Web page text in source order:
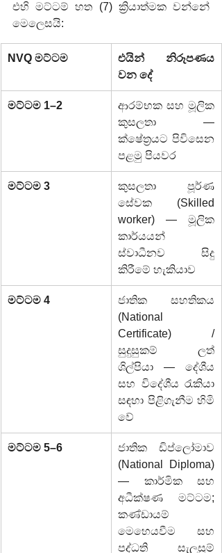
එහි මට්ටම් හත (7) ක්‍රියාත්මක වන්නේ
මෙලෙසයි:
NVQ මට්ටම
එයින් නිරූපණය
වන දේ
මට්ටම 1–2
ආරම්භක සහ මූලික
කුසලතා —
ක්ෂේත්‍රයට පිවිසෙන
පළමු පියවර
මට්ටම 3
කුසලතා පූර්ණ
සේවක (Skilled
worker) — මූලික
කාර්යයන්
ස්වාධීනව සිදු
කිරීමේ හැකියාව
මට්ටම 4
ජාතික සහතිකය
(National
Certificate) /
සුදුසුකම් ලත්
ශිල්පියා — දේශීය
සහ විදේශීය රැකියා
සඳහා පිළිගැනීම හිමි
වේ
මට්ටම 5–6
ජාතික ඩිප්ලෝමාව
(National Diploma)
— කාර්මික සහ
අධීක්ෂණ මට්ටම;
කණ්ඩායම්
මෙහෙයවීම සහ
පද්ධති සැලසුම්